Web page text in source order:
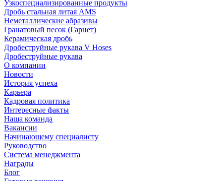
Узкоспециализированные продукты
Дробь стальная литая AMS
Неметаллические абразивы
Гранатовый песок (Гарнет)
Керамическая дробь
Дробеструйные рукава V Hoses
Дробеструйные рукава
О компании
Новости
История успеха
Карьера
Кадровая политика
Интересные факты
Наша команда
Вакансии
Начинающему специалисту
Руководство
Система менеджмента
Награды
Блог